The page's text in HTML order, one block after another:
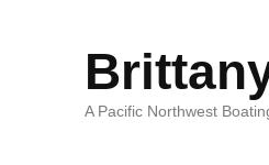
A Pacific Northwest